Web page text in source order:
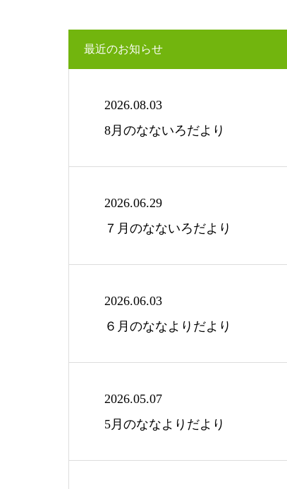
最近のお知らせ
2026.08.03
8月のなないろだより
2026.06.29
７月のなないろだより
2026.06.03
６月のななよりだより
2026.05.07
5月のななよりだより